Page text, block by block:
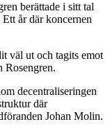
berättade i sitt tal
år där koncernen
väl ut och tagits emot
Rosengren.
decentraliseringen
där
Johan Molin.